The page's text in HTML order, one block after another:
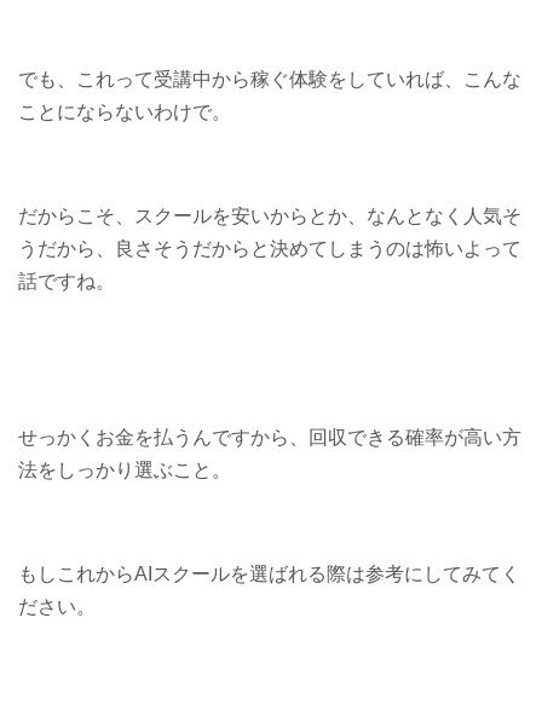
でも、これって受講中から稼ぐ体験をしていれば、こんな
ことにならないわけで。
だからこそ、スクールを安いからとか、なんとなく人気そ
うだから、良さそうだからと決めてしまうのは怖いよって
話ですね。
せっかくお金を払うんですから、回収できる確率が高い方
法をしっかり選ぶこと。
もしこれからAIスクールを選ばれる際は参考にしてみてく
ださい。